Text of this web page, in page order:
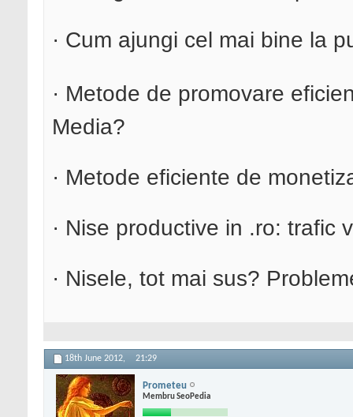
· Cum ajungi cel mai bine la
· Metode de promovare
Media?
· Metode eficiente de
· Nise productive in .ro: trafic
· Nisele, tot mai sus?
18th June 2012, 21:29
Prometeu
Membru SeoPedia